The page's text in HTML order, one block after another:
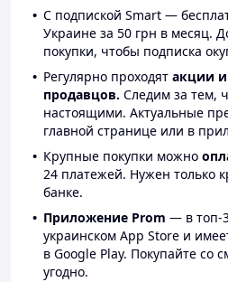
С подпиской Smart —
Украине за 50 грн в месяц.
покупки, чтобы подписка
Регулярно проходят акции
продавцов. Следим за тем,
настоящими. Актуальные
главной странице или в
Крупные покупки можно
24 платежей. Нужен только
банке.
Приложение Prom — в топ-
украинском App Store и
в Google Play. Покупайте со
угодно.